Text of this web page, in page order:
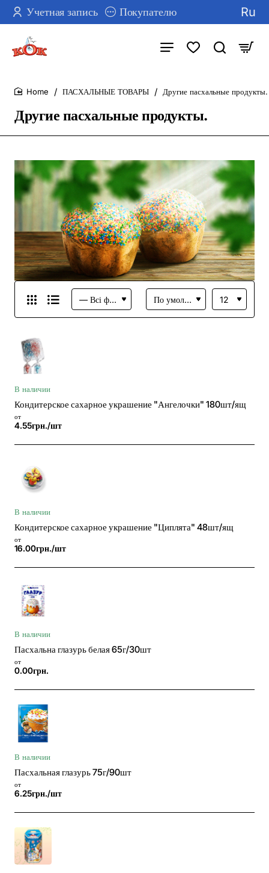
Учетная запись Покупателю Ru
Другие пасхальные продукты.
ПАСХАЛЬНЫЕ ТОВАРЫ Другие пасхальные продукты.
В наличии
Кондитерское сахарное украшение "Ангелочки" 180шт/ящ
от
4.55грн./шт
В наличии
Кондитерское сахарное украшение "Циплята" 48шт/ящ
от
16.00грн./шт
В наличии
Пасхальна глазурь белая 65г/30шт
от
0.00грн.
В наличии
Пасхальная глазурь 75г/90шт
от
6.25грн./шт